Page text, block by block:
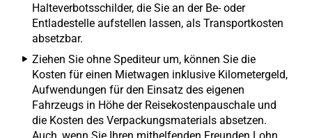
Halteverbotsschilder, die Sie an der Be- oder
Entladestelle aufstellen lassen, als Transportkosten
absetzbar.
Ziehen Sie ohne Spediteur um, können Sie die
Kosten für einen Mietwagen inklusive Kilometergeld,
Aufwendungen für den Einsatz des eigenen
Fahrzeugs in Höhe der Reisekostenpauschale und
die Kosten des Verpackungsmaterials absetzen.